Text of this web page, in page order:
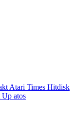
Atari Times Hitdisk
Up atos